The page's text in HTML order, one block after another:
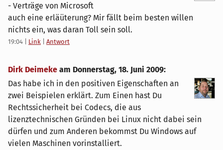
- Verträge von Microsoft
auch eine erläüterung? Mir fällt beim besten willen
nichts ein, was daran Toll sein soll.
19:04 Link Antwort
Dirk Deimeke am Donnerstag, 18. Juni 2009:
Das habe ich in den positiven Eigenschaften an
zwei Beispielen erklärt. Zum Einen hast Du
Rechtssicherheit bei Codecs, die aus
lizenztechnischen Gründen bei Linux nicht dabei sein
dürfen und zum Anderen bekommst Du Windows auf
vielen Maschinen vorinstalliert.